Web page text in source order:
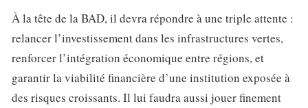
À la tête de la BAD, il devra répondre à une triple attente :
relancer l’investissement dans les infrastructures vertes,
renforcer l’intégration économique entre régions, et
garantir la viabilité financière d’une institution exposée à
des risques croissants. Il lui faudra aussi jouer finement